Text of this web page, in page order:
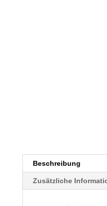
Beschreibung
Zusätzliche